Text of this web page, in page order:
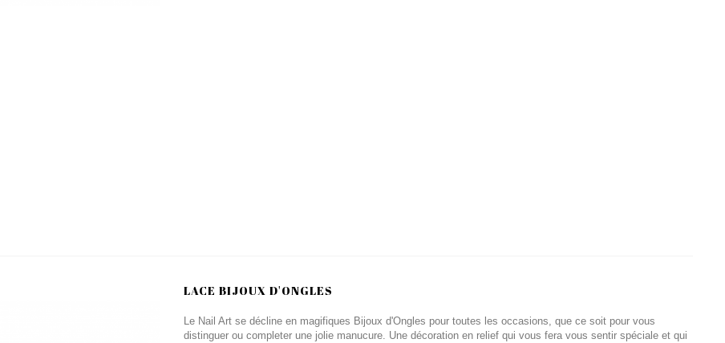
LACE BIJOUX D'ONGLES
Le Nail Art se décline en magifiques Bijoux d'Ongles pour toutes les occasions, que ce soit pour vous
distinguer ou completer une jolie manucure. Une décoration en relief qui vous fera vous sentir spéciale et qui